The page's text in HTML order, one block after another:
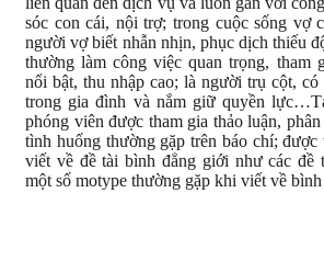
sóc con cái, nội trợ; trong cuộc sống vợ
người vợ biết nhẫn nhịn, phục dịch thiếu
thường làm công việc quan trọng, tham
nổi bật, thu nhập cao; là người trụ cột,
trong gia đình và nắm giữ quyền
phóng viên được tham gia thảo luận,
tình huống thường gặp trên báo chí;
viết về đề tài bình đẳng giới như các đề
một số motype thường gặp khi viết về